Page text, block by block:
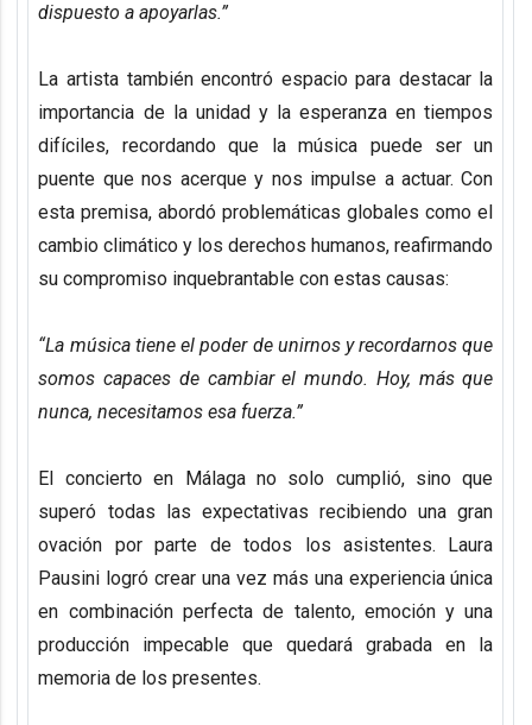
dispuesto a apoyarlas.”
La artista también encontró espacio para destacar la
importancia de la unidad y la esperanza en tiempos
difíciles, recordando que la música puede ser un
puente que nos acerque y nos impulse a actuar. Con
esta premisa, abordó problemáticas globales como el
cambio climático y los derechos humanos, reafirmando
su compromiso inquebrantable con estas causas:
“La música tiene el poder de unirnos y recordarnos que
somos capaces de cambiar el mundo. Hoy, más que
nunca, necesitamos esa fuerza.”
El concierto en Málaga no solo cumplió, sino que
superó todas las expectativas recibiendo una gran
ovación por parte de todos los asistentes. Laura
Pausini logró crear una vez más una experiencia única
en combinación perfecta de talento, emoción y una
producción impecable que quedará grabada en la
memoria de los presentes.